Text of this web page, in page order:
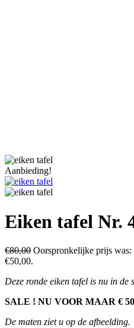
Aanbieding!
Eiken tafel Nr.
€80,00 Oorspronkelijke prijs was:
€50,00.
Deze ronde eiken tafel is nu in de
SALE ! NU VOOR MAAR €
De maten ziet u op de afbeelding.